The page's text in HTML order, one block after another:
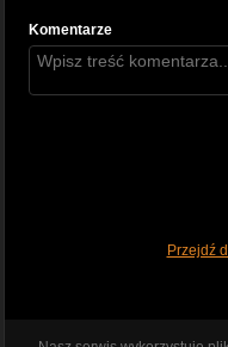
Komentarze
Przejdź